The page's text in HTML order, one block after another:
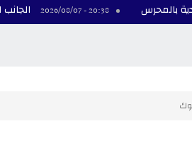
20:38 - 2026/08/07 الجانب المجهول